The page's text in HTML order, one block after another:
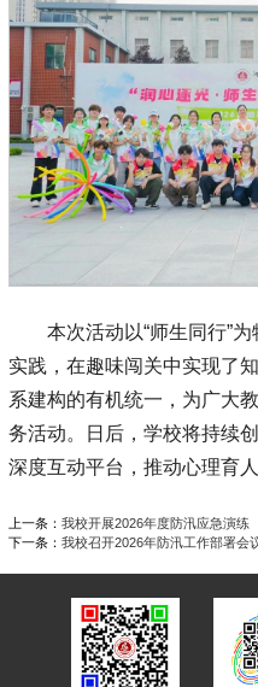
本次活动以“师生同行”
实践，在趣味闯关中实现了
系建构的有机统一，为广大
务活动。日后，学校将持续
深度互动平台，推动心理育
上一条： 我校开展2026年度防汛应急演练
下一条： 我校召开2026年防汛工作部署会